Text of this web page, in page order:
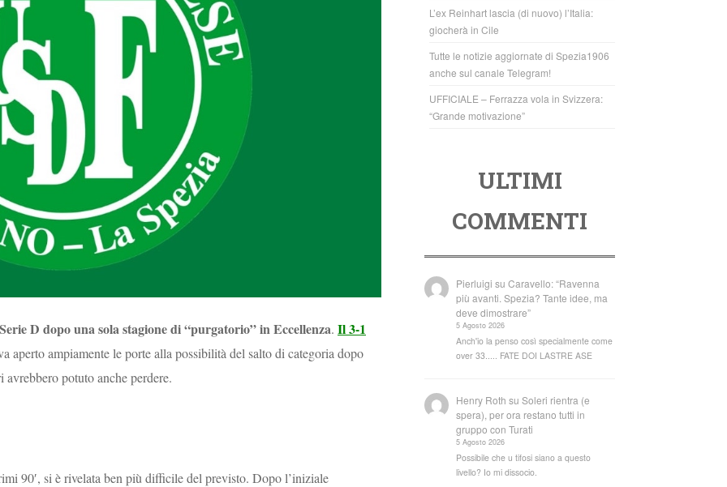
D dopo una sola stagione di “purgatorio” in Eccellenza. Il 3-1
aperto ampiamente le porte alla possibilità del salto di categoria dopo
potuto anche perdere.
90′, si è rivelata ben più difficile del previsto. Dopo l’iniziale
L’ex Reinhart lascia (di nuovo) l’Italia:
giocherà in Cile
Tutte le notizie aggiornate di Spezia1906
anche sul canale Telegram!
UFFICIALE – Ferrazza vola in Svizzera:
“Grande motivazione”
ULTIMI
COMMENTI
Pierluigi suCaravello: “Ravenna
più avanti. Spezia? Tante idee, ma
deve dimostrare”
5 Agosto 2026
Anch'io la penso così specialmente come
over 33..... FATE DOI LASTRE ASE
Henry Roth suSoleri rientra (e
spera), per ora restano tutti in
gruppo con Turati
5 Agosto 2026
Possibile che u tifosi siano a questo
livello? Io mi dissocio.